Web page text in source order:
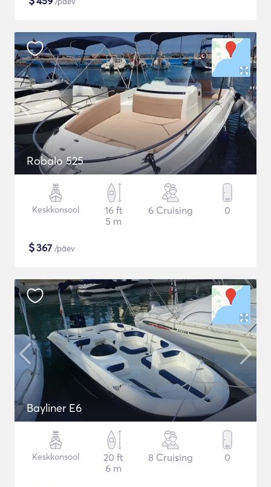
Robalo 525
Keskkonsool
16 ft
5 m
6 Cruising 0
$367 /päev
Bayliner E6
Keskkonsool
20 ft
6 m
8 Cruising 0